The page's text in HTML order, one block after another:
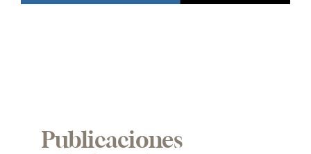
Publicaciones